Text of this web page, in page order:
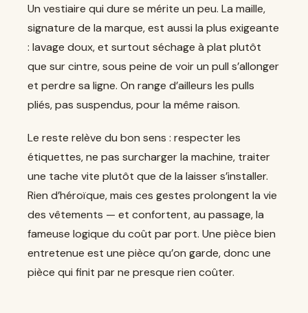
Un vestiaire qui dure se mérite un peu. La maille,
signature de la marque, est aussi la plus exigeante
: lavage doux, et surtout séchage à plat plutôt
que sur cintre, sous peine de voir un pull s’allonger
et perdre sa ligne. On range d’ailleurs les pulls
pliés, pas suspendus, pour la même raison.
Le reste relève du bon sens : respecter les
étiquettes, ne pas surcharger la machine, traiter
une tache vite plutôt que de la laisser s’installer.
Rien d’héroïque, mais ces gestes prolongent la vie
des vêtements — et confortent, au passage, la
fameuse logique du coût par port. Une pièce bien
entretenue est une pièce qu’on garde, donc une
pièce qui finit par ne presque rien coûter.